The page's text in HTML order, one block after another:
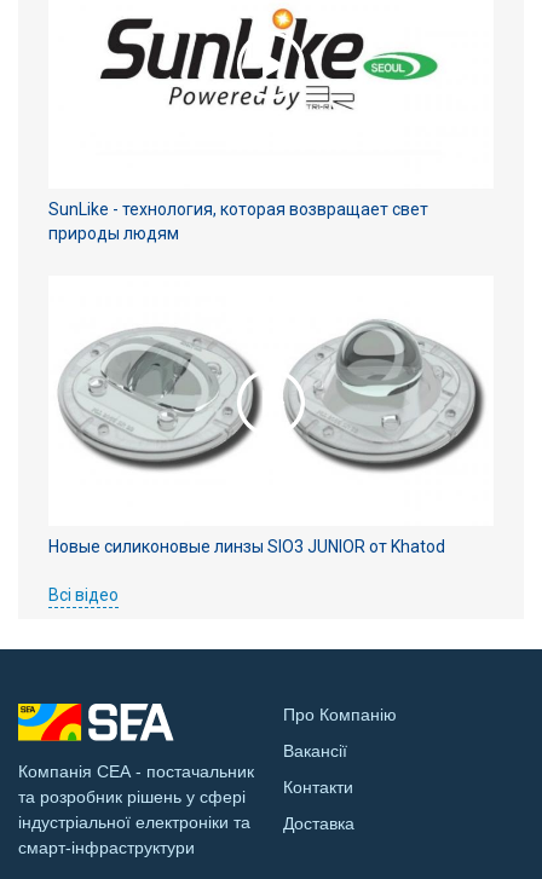
SunLike - технология, которая возвращает свет
природы людям
Новые силиконовые линзы SIO3 JUNIOR от Khatod
Всі відео
Компанія СЕА - постачальник
та розробник рішень у сфері
індустріальної електроніки та
смарт-інфраструктури
Про Компанію
Вакансії
Контакти
Доставка